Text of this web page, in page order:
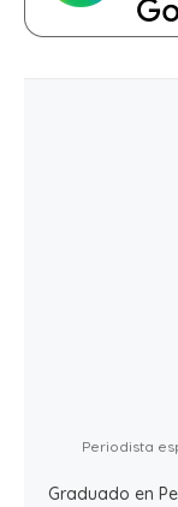
Periodista
Graduado en